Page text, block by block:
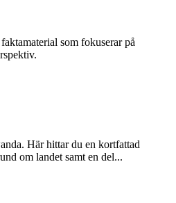
som fokuserar på
Här hittar du en kortfattad
om landet samt en del...